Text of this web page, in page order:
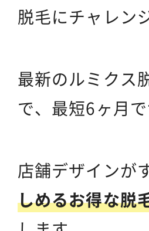
脱毛にチャレン
最新のルミクス
で、最短6ヶ月
店舗デザインが
しめるお得な脱